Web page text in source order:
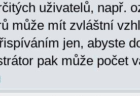
uživatelů, např.
může mít zvláštní
jen, abyste
pak může počet